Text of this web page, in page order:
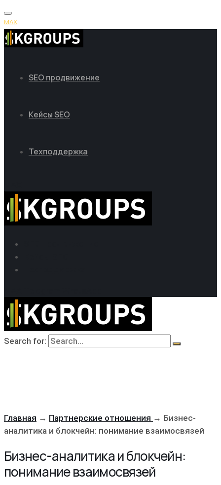
MAX
SEO продвижение
Кейсы SEO
Техподдержка
Search for:
Главная → Партнерские отношения → Бизнес-
аналитика и блокчейн: понимание взаимосвязей
Бизнес-аналитика и блокчейн:
понимание взаимосвязей